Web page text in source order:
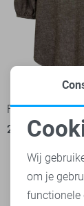
Freequent
25,00
49,95
Wij
om je
functionele